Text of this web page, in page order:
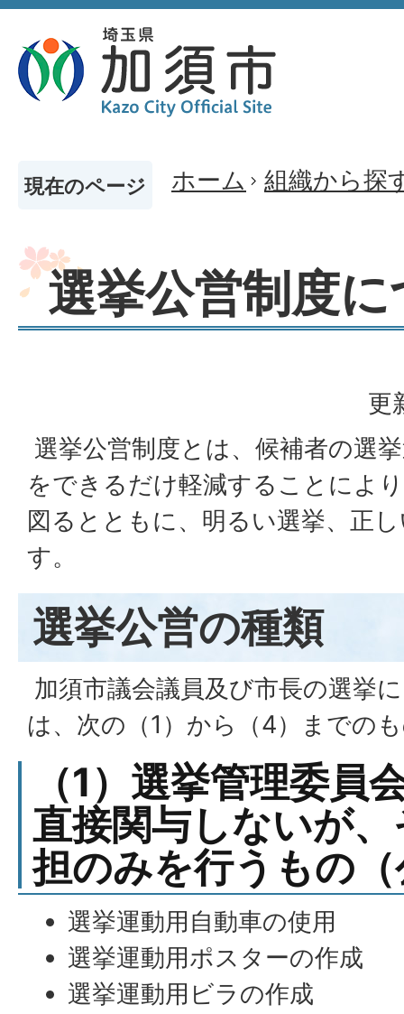
現在のページ ホーム 組織から探
選挙公営制度
更
選挙公営制度とは、候補者の選
をできるだけ軽減することによ
図るとともに、明るい選挙、正
す。
選挙公営の種類
加須市議会議員及び市長の選挙
は、次の（1）から（4）までの
（1）選挙管理委員
直接関与しないが
担のみを行うもの
選挙運動用自動車の使用
選挙運動用ポスターの作成
選挙運動用ビラの作成